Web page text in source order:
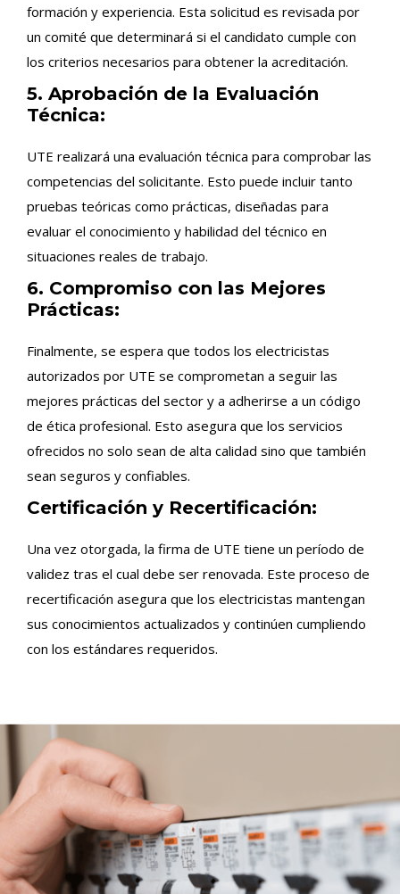
formación y experiencia. Esta solicitud es revisada por
un comité que determinará si el candidato cumple con
los criterios necesarios para obtener la acreditación.
5. Aprobación de la Evaluación
Técnica:
UTE realizará una evaluación técnica para comprobar las
competencias del solicitante. Esto puede incluir tanto
pruebas teóricas como prácticas, diseñadas para
evaluar el conocimiento y habilidad del técnico en
situaciones reales de trabajo.
6. Compromiso con las Mejores
Prácticas:
Finalmente, se espera que todos los electricistas
autorizados por UTE se comprometan a seguir las
mejores prácticas del sector y a adherirse a un código
de ética profesional. Esto asegura que los servicios
ofrecidos no solo sean de alta calidad sino que también
sean seguros y confiables.
Certificación y Recertificación:
Una vez otorgada, la firma de UTE tiene un período de
validez tras el cual debe ser renovada. Este proceso de
recertificación asegura que los electricistas mantengan
sus conocimientos actualizados y continúen cumpliendo
con los estándares requeridos.